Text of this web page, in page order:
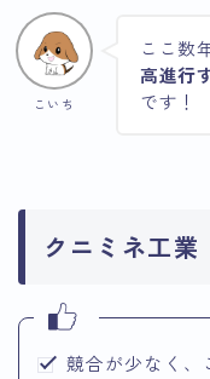
こいち
ここ数
高進行
です！
クニミネ工業
競合が少なく、